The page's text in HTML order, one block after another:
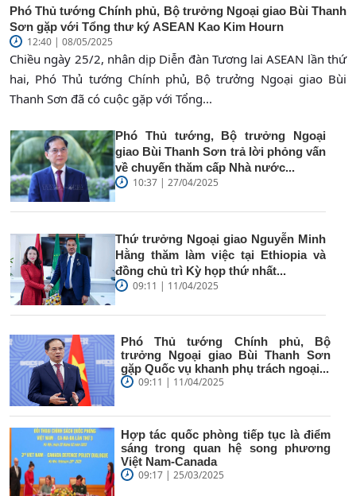
Phó Thủ tướng Chính phủ, Bộ trưởng Ngoại giao Bùi Thanh
Sơn gặp với Tổng thư ký ASEAN Kao Kim Hourn
12:40 | 08/05/2025
Chiều ngày 25/2, nhân dịp Diễn đàn Tương lai ASEAN lần thứ
hai, Phó Thủ tướng Chính phủ, Bộ trưởng Ngoại giao Bùi
Thanh Sơn đã có cuộc gặp với Tổng...
Phó Thủ tướng, Bộ trưởng Ngoại
giao Bùi Thanh Sơn trả lời phỏng vấn
về chuyến thăm cấp Nhà nước...
10:37 | 27/04/2025
Thứ trưởng Ngoại giao Nguyễn Minh
Hằng thăm làm việc tại Ethiopia và
đồng chủ trì Kỳ họp thứ nhất...
09:11 | 11/04/2025
Phó Thủ tướng Chính phủ, Bộ
trưởng Ngoại giao Bùi Thanh Sơn
gặp Quốc vụ khanh phụ trách ngoại...
09:11 | 11/04/2025
Hợp tác quốc phòng tiếp tục là điểm
sáng trong quan hệ song phương
Việt Nam-Canada
09:17 | 25/03/2025